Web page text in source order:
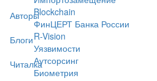
Авторы
Блоги
Читалка
Blockchain
ФинЦЕРТ Банка России
R-Vision
Уязвимости
Аутсорсинг
Биометрия